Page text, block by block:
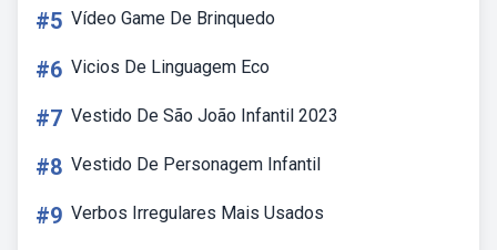
#5 Vídeo Game De Brinquedo
#6 Vicios De Linguagem Eco
#7 Vestido De São João Infantil 2023
#8 Vestido De Personagem Infantil
#9 Verbos Irregulares Mais Usados